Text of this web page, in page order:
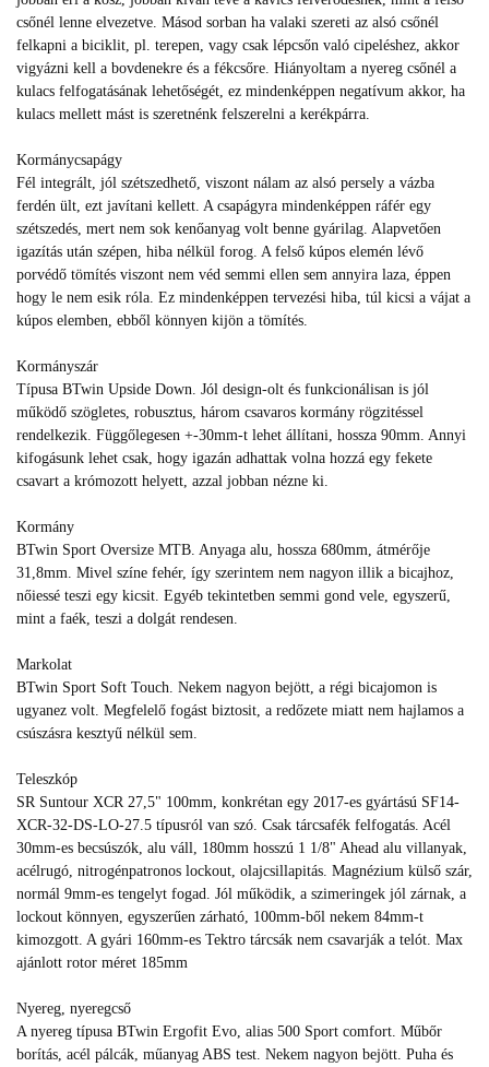
csőnél lenne elvezetve. Másod sorban ha valaki szereti az alsó csőnél
felkapni a biciklit, pl. terepen, vagy csak lépcsőn való cipeléshez, akkor
vigyázni kell a bovdenekre és a fékcsőre. Hiányoltam a nyereg csőnél a
kulacs felfogatásának lehetőségét, ez mindenképpen negatívum akkor, ha
kulacs mellett mást is szeretnénk felszerelni a kerékpárra.
Kormánycsapágy
Fél integrált, jól szétszedhető, viszont nálam az alsó persely a vázba
ferdén ült, ezt javítani kellett. A csapágyra mindenképpen ráfér egy
szétszedés, mert nem sok kenőanyag volt benne gyárilag. Alapvetően
igazítás után szépen, hiba nélkül forog. A felső kúpos elemén lévő
porvédő tömítés viszont nem véd semmi ellen sem annyira laza, éppen
hogy le nem esik róla. Ez mindenképpen tervezési hiba, túl kicsi a vájat a
kúpos elemben, ebből könnyen kijön a tömítés.
Kormányszár
Típusa BTwin Upside Down. Jól design-olt és funkcionálisan is jól
működő szögletes, robusztus, három csavaros kormány rögzitéssel
rendelkezik. Függőlegesen +-30mm-t lehet állítani, hossza 90mm. Annyi
kifogásunk lehet csak, hogy igazán adhattak volna hozzá egy fekete
csavart a krómozott helyett, azzal jobban nézne ki.
Kormány
BTwin Sport Oversize MTB. Anyaga alu, hossza 680mm, átmérője
31,8mm. Mivel színe fehér, így szerintem nem nagyon illik a bicajhoz,
nőiessé teszi egy kicsit. Egyéb tekintetben semmi gond vele, egyszerű,
mint a faék, teszi a dolgát rendesen.
Markolat
BTwin Sport Soft Touch. Nekem nagyon bejött, a régi bicajomon is
ugyanez volt. Megfelelő fogást biztosit, a redőzete miatt nem hajlamos a
csúszásra kesztyű nélkül sem.
Teleszkóp
SR Suntour XCR 27,5" 100mm, konkrétan egy 2017-es gyártású SF14-
XCR-32-DS-LO-27.5 típusról van szó. Csak tárcsafék felfogatás. Acél
30mm-es becsúszók, alu váll, 180mm hosszú 1 1/8" Ahead alu villanyak,
acélrugó, nitrogénpatronos lockout, olajcsillapitás. Magnézium külső szár,
normál 9mm-es tengelyt fogad. Jól működik, a szimeringek jól zárnak, a
lockout könnyen, egyszerűen zárható, 100mm-ből nekem 84mm-t
kimozgott. A gyári 160mm-es Tektro tárcsák nem csavarják a telót. Max
ajánlott rotor méret 185mm
Nyereg, nyeregcső
A nyereg típusa BTwin Ergofit Evo, alias 500 Sport comfort. Műbőr
borítás, acél pálcák, műanyag ABS test. Nekem nagyon bejött. Puha és